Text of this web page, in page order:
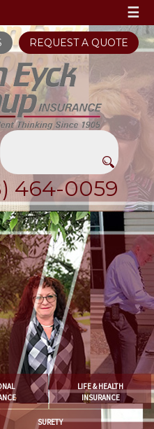
☰
REQUEST A QUOTE
464-0059
LIFE & HEALTH
INSURANCE
SURETY